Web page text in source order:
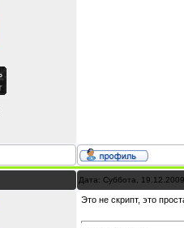
Дата: Суббота,
Это не скрипт, это